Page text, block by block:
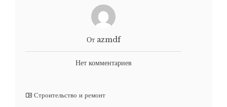
От azmdf
Нет комментариев
Строительство и ремонт